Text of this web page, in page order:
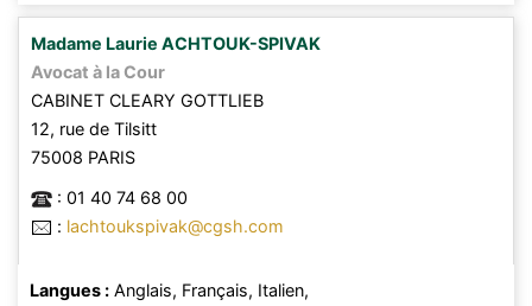
Madame Laurie ACHTOUK-SPIVAK
Avocat à la Cour
CABINET CLEARY GOTTLIEB
12, rue de Tilsitt
75008 PARIS
: 01 40 74 68 00
: lachtoukspivak@cgsh.com
Langues : Anglais, Français, Italien,